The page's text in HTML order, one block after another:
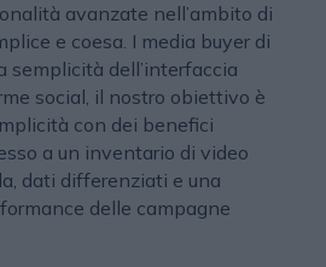
avanzate nell’ambito di
e coesa. I media buyer di
semplicità dell’interfaccia
social, il nostro obiettivo è
con dei benefici
a un inventario di video
dati differenziati e una
delle campagne